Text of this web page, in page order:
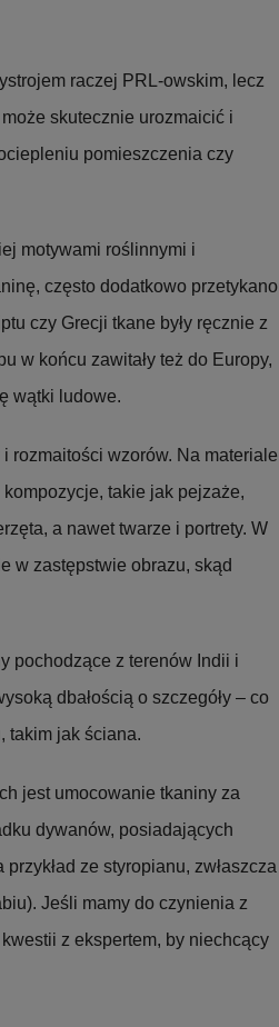
raczej PRL-owskim, lecz
skutecznie urozmaicić i
pomieszczenia czy
motywami roślinnymi i
często dodatkowo przetykano
czy Grecji tkane były ręcznie z
w końcu zawitały też do Europy,
wątki ludowe.
rozmaitości wzorów. Na materiale
takie jak pejzaże,
a nawet twarze i portrety. W
w zastępstwie obrazu, skąd
pochodzące z terenów Indii i
dbałością o szczegóły – co
takim jak ściana.
jest umocowanie tkaniny za
dywanów, posiadających
ze styropianu, zwłaszcza
Jeśli mamy do czynienia z
z ekspertem, by niechcący